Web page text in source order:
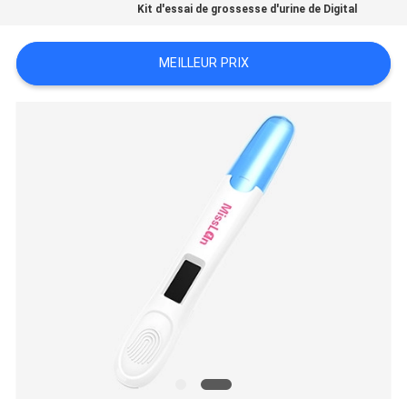
UNE
CITATION
Kit d'essai de grossesse d'urine de Digital
MEILLEUR PRIX